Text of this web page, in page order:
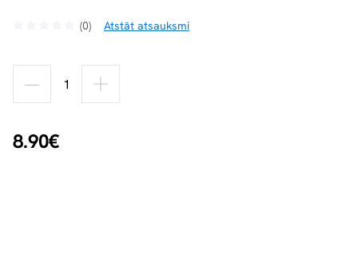
(0) Atstāt atsauksmi
8.90€